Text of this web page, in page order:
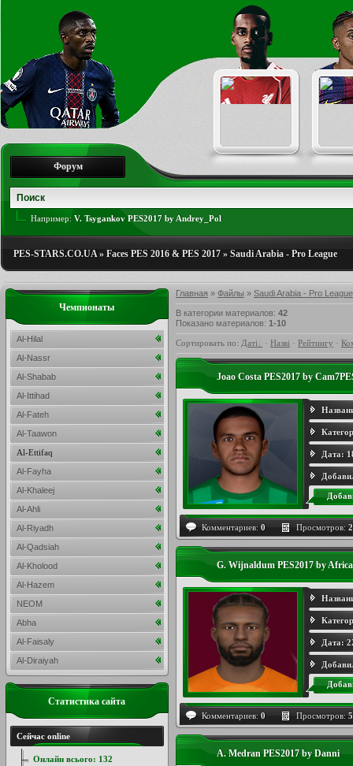
Форум
Например: V. Tsygankov PES2017 by Andrey_Pol
PES-STARS.CO.UA» Faces PES 2016 & PES 2017 » Saudi Arabia - Pro League
Главная » Файлы » Saudi Arabia - Pro League
В категории материалов: 42
Показано материалов: 1-10
Сортировать по: Даті · Назві · Рейтингу ·
Joao Costa PES2017 by
Дата:
Комментариев: 0 Просмотров:
G. Wijnaldum PES2017 by
Дата:
Комментариев: 0 Просмотров:
A. Medran PES2017 by Danni
Чемпионаты
Al-Hilal
Al-Nassr
Al-Shabab
Al-Ittihad
Al-Fateh
Al-Taawon
Al-Ettifaq
Al-Fayha
Al-Khaleej
Al-Ahli
Al-Riyadh
Al-Qadsiah
Al-Kholood
Al-Hazem
NEOM
Abha
Al-Faisaly
Al-Diraiyah
Статистика сайта
Сейчас online
Онлайн всього: 132